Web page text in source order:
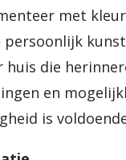
met
persoonlijk
huis die
en
is